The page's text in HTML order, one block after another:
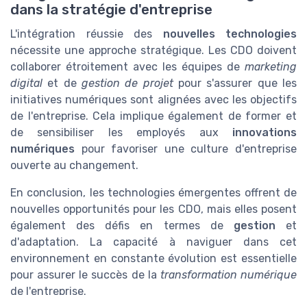
dans la stratégie d'entreprise
L'intégration réussie des nouvelles technologies
nécessite une approche stratégique. Les CDO doivent
collaborer étroitement avec les équipes de marketing
digital et de gestion de projetpour s'assurer que les
initiatives numériques sont alignées avec les objectifs
de l'entreprise. Cela implique également de former et
de sensibiliser les employés aux innovations
numériques pour favoriser une culture d'entreprise
ouverte au changement.
En conclusion, les technologies émergentes offrent de
nouvelles opportunités pour les CDO, mais elles posent
également des défis en termes de gestion et
d'adaptation. La capacité à naviguer dans cet
environnement en constante évolution est essentielle
pour assurer le succès de la transformation numérique
de l'entreprise.